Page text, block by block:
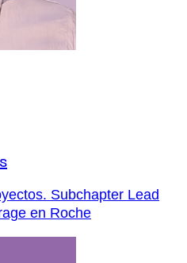
Subchapter Lead
en Roche